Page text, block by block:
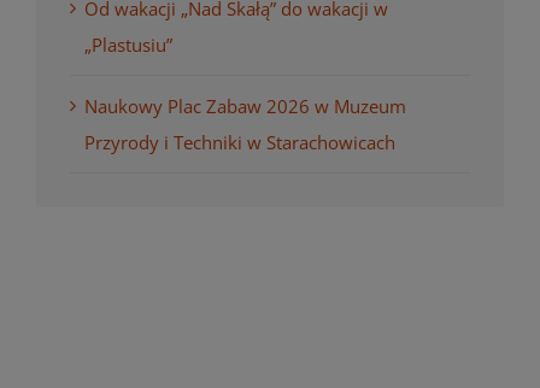
Od wakacji „Nad Skałą” do wakacji w
„Plastusiu”
Naukowy Plac Zabaw 2026 w Muzeum
Przyrody i Techniki w Starachowicach